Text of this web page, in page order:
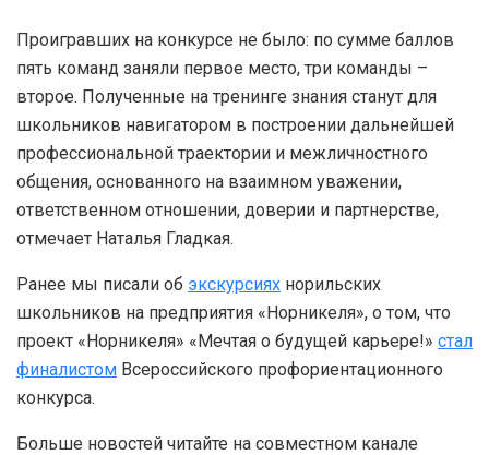
Проигравших на конкурсе не было: по сумме баллов
пять команд заняли первое место, три команды –
второе. Полученные на тренинге знания станут для
школьников навигатором в построении дальнейшей
профессиональной траектории и межличностного
общения, основанного на взаимном уважении,
ответственном отношении, доверии и партнерстве,
отмечает Наталья Гладкая.
Ранее мы писали об экскурсиях норильских
школьников на предприятия «Норникеля», о том, что
проект «Норникеля» «Мечтая о будущей карьере!» стал
финалистом Всероссийского профориентационного
конкурса.
Больше новостей читайте на совместном канале